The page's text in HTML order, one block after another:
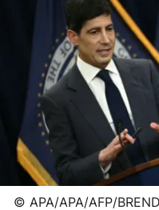
© APA/APA/AFP/